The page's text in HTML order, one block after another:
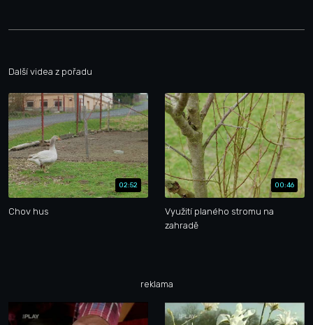
Další videa z pořadu
02:52
Chov hus
00:46
Využití planého stromu na
zahradě
reklama